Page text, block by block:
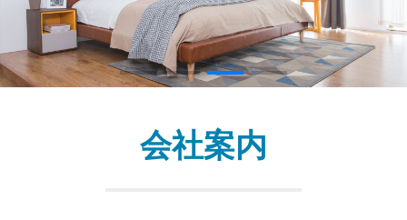
会社案内